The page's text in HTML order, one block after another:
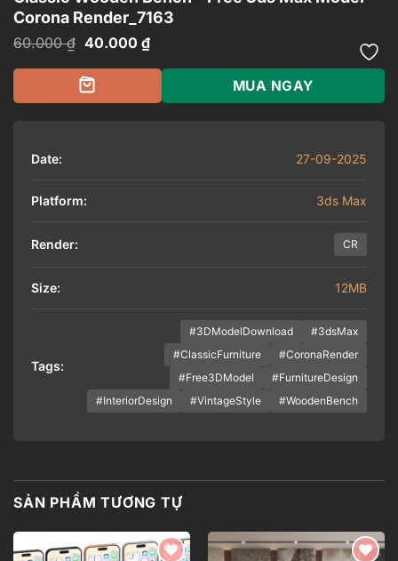
Corona Render_7163
60.000₫ Giá
là:
60.000 ₫.
40.000 ₫Giá
hiện
tại
40.000 ₫.
MUA NGAY
Date: 27-09-2025
Platform: 3ds Max
Render: CR
Size: 12MB
Tags:
#3DModelDownload
#3dsMax
#ClassicFurniture
#CoronaRender
#Free3DModel
#FurnitureDesign
#InteriorDesign
#VintageStyle #WoodenBench
SẢN PHẨM TƯƠNG TỰ